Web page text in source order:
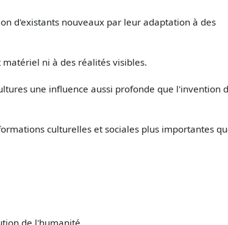
d'existants nouveaux par leur adaptation à des
ni à des réalités visibles.
une influence aussi profonde que l'invention
culturelles et sociales plus importantes